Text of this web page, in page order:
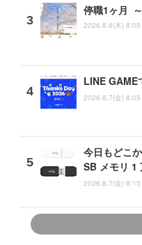
停職1ヶ月
2026.8.6(木) 8:05
LINE GAME
2026.8.7(金) 8:05
今日もどこ
SB メモリ 1
2026.8.7(金) 8:15